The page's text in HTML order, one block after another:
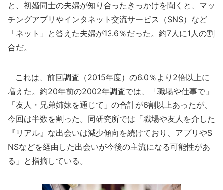
と、初婚同士の夫婦が知り合ったきっかけを聞くと、マッ
チングアプリやインタネット交流サービス（SNS）など
「ネット」と答えた夫婦が13.6％だった。約7人に1人の割
合だ。
これは、前回調査（2015年度）の6.0％より2倍以上に
増えた。約20年前の2002年調査では、「職場や仕事で」
「友人・兄弟姉妹を通じて」の合計が6割以上あったが、
今回は半数を割った。同研究所では「職場や友人を介した
『リアル』な出会いは減少傾向を続けており、アプリやS
NSなどを経由した出会いが今後の主流になる可能性があ
る」と指摘している。